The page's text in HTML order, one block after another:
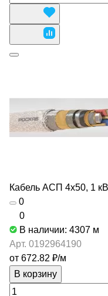
Кабель АСП 4х50, 1 кВ
0
0
В наличии: 4307 м
Арт. 0192964190
от 672.82 ₽/м
В корзину